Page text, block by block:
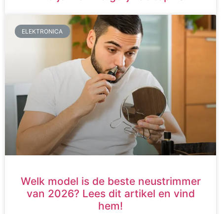
ELEKTRONICA
Welk model is de beste neustrimmer
van 2026? Lees dit artikel en vind
hem!